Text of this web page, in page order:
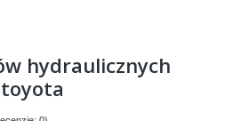
hydraulicznych